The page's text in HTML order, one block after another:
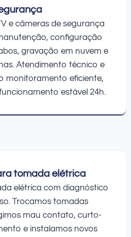
e câmeras de segurança
configuração
gravação em nuvem e
Atendimento técnico e
monitoramento eficiente,
estável 24h.
tomada elétrica
elétrica com diagnóstico
Trocamos tomadas
mau contato, curto-
e instalamos novos